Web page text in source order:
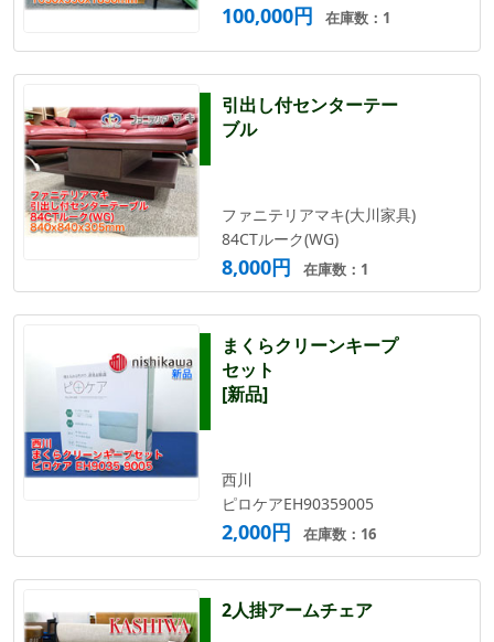
100,000円 在庫数：1
引出し付センターテー
ブル
ファニテリアマキ(大川家具)
84CTルーク(WG)
8,000円 在庫数：1
まくらクリーンキープ
セット
[新品]
西川
ピロケアEH90359005
2,000円 在庫数：16
2人掛アームチェア